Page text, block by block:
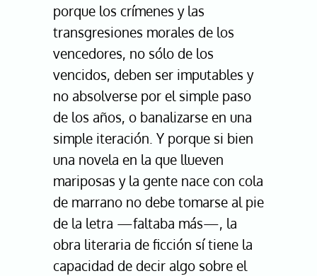
porque los crímenes y las
transgresiones morales de los
vencedores, no sólo de los
vencidos, deben ser imputables y
no absolverse por el simple paso
de los años, o banalizarse en una
simple iteración. Y porque si bien
una novela en la que llueven
mariposas y la gente nace con cola
de marrano no debe tomarse al pie
de la letra —faltaba más—, la
obra literaria de ficción sí tiene la
capacidad de decir algo sobre el